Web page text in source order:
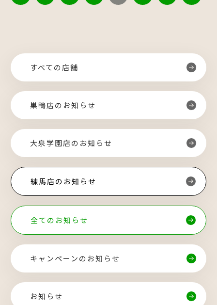
すべての店舗
巣鴨店のお知らせ
大泉学園店のお知らせ
練馬店のお知らせ
全てのお知らせ
キャンペーンのお知らせ
お知らせ